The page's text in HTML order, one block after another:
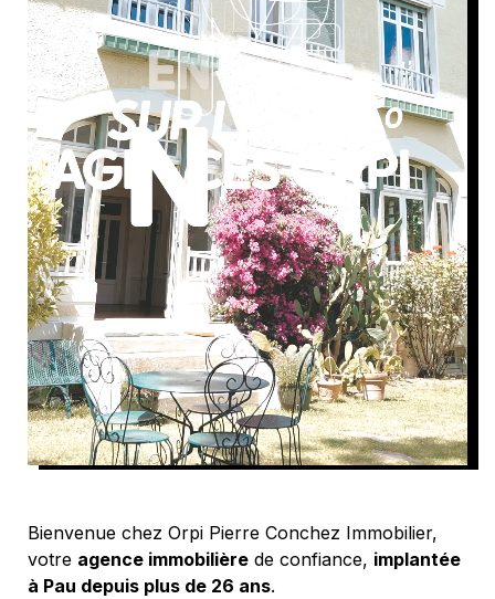
Bienvenue chez Orpi Pierre Conchez Immobilier,
votre agence immobilière de confiance, implantée
à Pau depuis plus de 26 ans.